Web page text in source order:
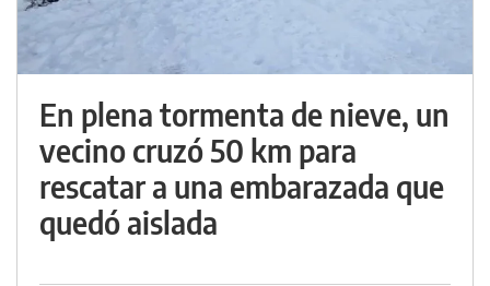
En plena tormenta de nieve, un
vecino cruzó 50 km para
rescatar a una embarazada que
quedó aislada